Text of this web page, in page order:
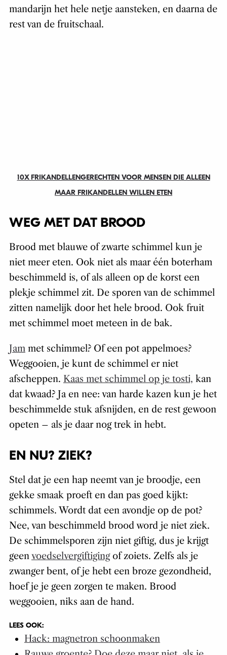
mandarijn het hele netje aansteken, en daarna de
rest van de fruitschaal.
10X FRIKANDELLENGERECHTEN VOOR MENSEN DIE ALLEEN
MAAR FRIKANDELLEN WILLEN ETEN
WEG MET DAT BROOD
Brood met blauwe of zwarte schimmel kun je
niet meer eten. Ook niet als maar één boterham
beschimmeld is, of als alleen op de korst een
plekje schimmel zit. De sporen van de schimmel
zitten namelijk door het hele brood. Ook fruit
met schimmel moet meteen in de bak.
Jammet schimmel? Of een pot appelmoes?
Weggooien, je kunt de schimmel er niet
afscheppen. Kaas met schimmel op je tosti, kan
dat kwaad? Ja en nee: van harde kazen kun je het
beschimmelde stuk afsnijden, en de rest gewoon
opeten – als je daar nog trek in hebt.
EN NU? ZIEK?
Stel dat je een hap neemt van je broodje, een
gekke smaak proeft en dan pas goed kijkt:
schimmels. Wordt dat een avondje op de pot?
Nee, van beschimmeld brood word je niet ziek.
De schimmelsporen zijn niet giftig, dus je krijgt
geenvoedselvergiftigingof zoiets. Zelfs als je
zwanger bent, of je hebt een broze gezondheid,
hoef je je geen zorgen te maken. Brood
weggooien, niks aan de hand.
LEES OOK:
Hack: magnetron schoonmaken